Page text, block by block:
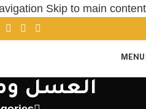
Skip to main content
MENU
العسل